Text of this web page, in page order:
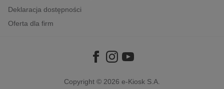
Deklaracja dostępności
Oferta dla firm
Copyright © 2026 e-Kiosk S.A.